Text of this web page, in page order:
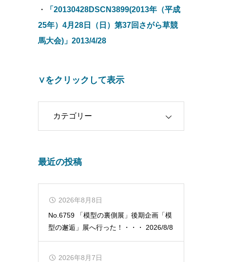
・
「20130428DSCN3899(2013年（平成
25年）4月28日（日）第37回さがら草競
馬大会)」2013/4/28
∨をクリックして表示
最近の投稿
No.6759 「模型の裏側展」後期企画「模
型の邂逅」展へ行った！・・・ 2026/8/8
2026年8月8日
2026年8月7日